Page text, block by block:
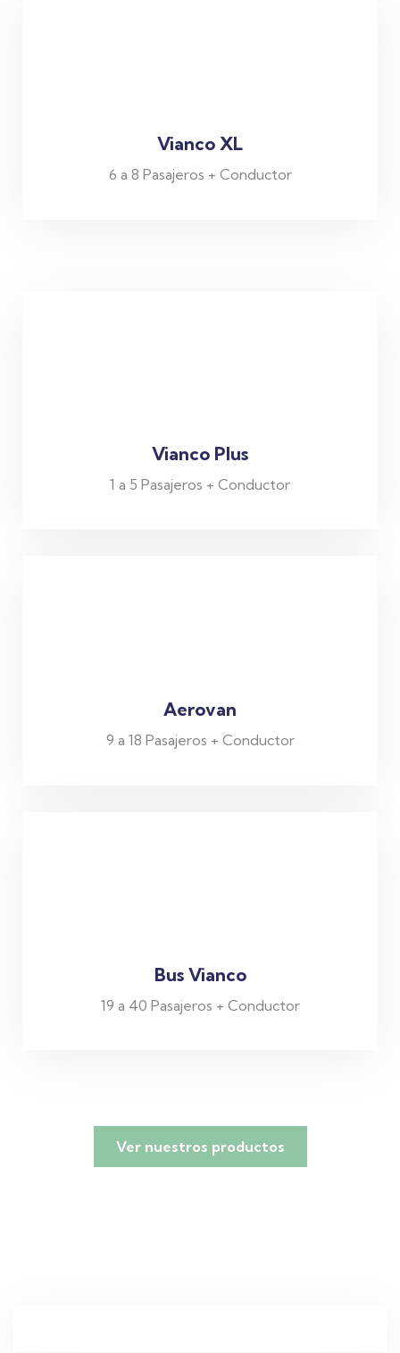
Vianco XL
6 a 8 Pasajeros + Conductor
Vianco Plus
1 a 5 Pasajeros + Conductor
Aerovan
9 a 18 Pasajeros + Conductor
Bus Vianco
19 a 40 Pasajeros + Conductor
Ver nuestros productos